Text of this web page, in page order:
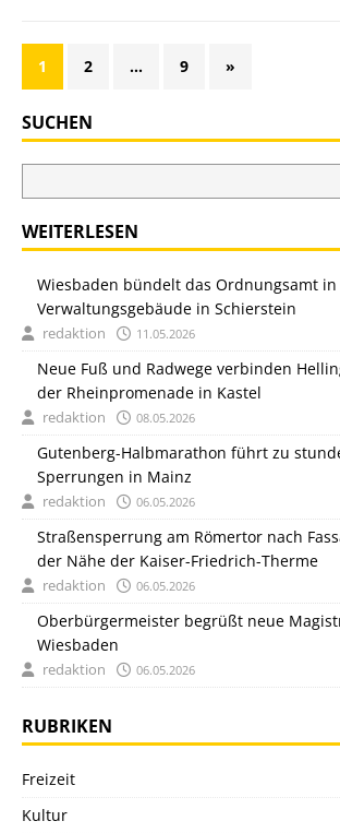
1 2 … 9 »
SUCHEN
WEITERLESEN
Wiesbaden bündelt das Ordnungsamt in
Verwaltungsgebäude in Schierstein
redaktion 11.05.2026
Neue Fuß und Radwege verbinden
der Rheinpromenade in Kastel
redaktion 08.05.2026
Gutenberg-Halbmarathon führt zu
Sperrungen in Mainz
redaktion 06.05.2026
Straßensperrung am Römertor nach
der Nähe der Kaiser-Friedrich-Therme
redaktion 06.05.2026
Oberbürgermeister begrüßt neue
Wiesbaden
redaktion 06.05.2026
RUBRIKEN
Freizeit
Kultur